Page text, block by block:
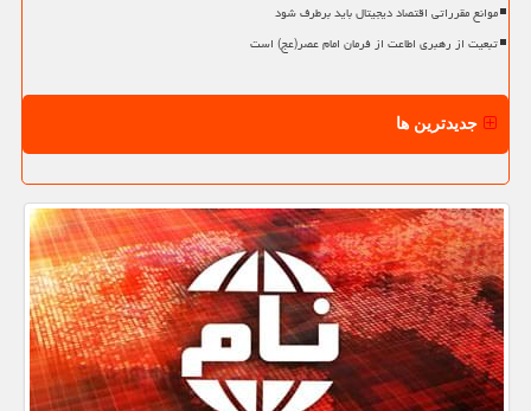
موانع مقرراتی اقتصاد دیجیتال باید برطرف شود
تبعیت از رهبری اطاعت از فرمان امام عصر(عج) است
جدیدترین ها